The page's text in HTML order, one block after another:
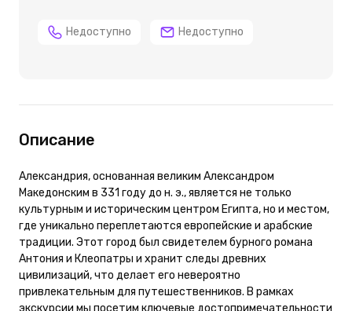
Недоступно Недоступно
Описание
Александрия, основанная великим Александром
Македонским в 331 году до н. э., является не только
культурным и историческим центром Египта, но и местом,
где уникально переплетаются европейские и арабские
традиции. Этот город был свидетелем бурного романа
Антония и Клеопатры и хранит следы древних
цивилизаций, что делает его невероятно
привлекательным для путешественников. В рамках
экскурсии мы посетим ключевые достопримечательности